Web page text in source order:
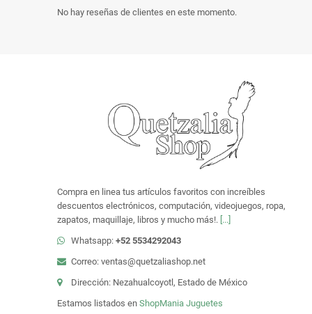
No hay reseñas de clientes en este momento.
Compra en linea tus artículos favoritos con increíbles
descuentos electrónicos, computación, videojuegos, ropa,
zapatos, maquillaje, libros y mucho más!. [...]
Whatsapp: +52 5534292043
Correo: ventas@quetzaliashop.net
Dirección: Nezahualcoyotl, Estado de México
Estamos listados en ShopMania Juguetes